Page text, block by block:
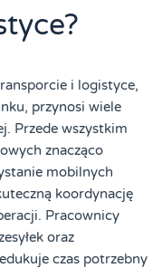
i logistyce,
przynosi wiele
Przede wszystkim
znacząco
mobilnych
koordynację
Pracownicy
oraz
czas potrzebny